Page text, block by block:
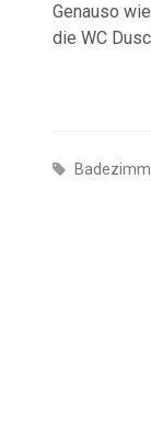
Genauso
die WC